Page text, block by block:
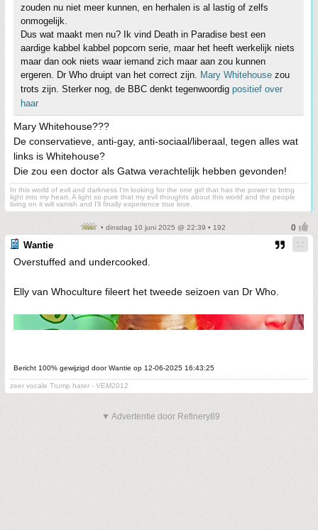
zouden nu niet meer kunnen, en herhalen is al lastig of zelfs
onmogelijk.
Dus wat maakt men nu? Ik vind Death in Paradise best een
aardige kabbel kabbel popcorn serie, maar het heeft werkelijk niets
maar dan ook niets waar iemand zich maar aan zou kunnen
ergeren. Dr Who druipt van het correct zijn. Mary Whitehouse zou
trots zijn. Sterker nog, de BBC denkt tegenwoordig positief over
haar
Mary Whitehouse???
De conservatieve, anti-gay, anti-sociaal/liberaal, tegen alles wat
links is Whitehouse?
Die zou een doctor als Gatwa verachtelijk hebben gevonden!
In this world of evil and darkness I'm looking for the one girl that has the power to bring
light into my heart. A light so pure that my evil thoughts about this world and the people
living on it will vanish and I'll finally experience true love.
• dinsdag 10 juni 2025 @ 22:39 • 192
Wantie
Overstuffed and undercooked.
Elly van Whoculture fileert het tweede seizoen van Dr Who.
Bericht 100% gewijzigd door Wantie op 12-06-2025 16:43:25
zeer vocale Trump hater - VEM2012
▼ Advertentie door Refinery89